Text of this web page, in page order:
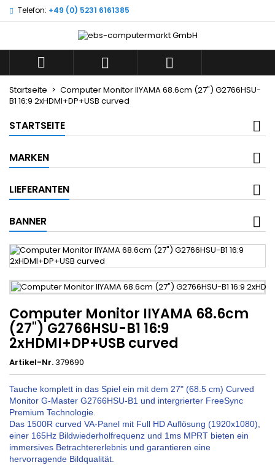
Telefon: +49 (0) 5231 6161385
  
Startseite
Computer Monitor IIYAMA 68.6cm (27") G2766HSU-
B1 16:9 2xHDMI+DP+USB curved
STARTSEITE
MARKEN
LIEFERANTEN
BANNER
Computer Monitor IIYAMA 68.6cm
(27") G2766HSU-B1 16:9
2xHDMI+DP+USB curved
Artikel-Nr.379690
Tauche komplett in das Spiel ein mit dem 27" (68.5 cm) Curved
Monitor G-Master G2766HSU-B1 und intergrierter FreeSync
Premium Technologie.
Das 1500R curved VA-Panel mit Full HD Auflösung (1920x1080),
einer 165Hz Bildwiederholfrequenz und 1ms MPRT bieten ein
immersives Betrachtererlebnis und garantieren eine
hervorragende Bildqualität.